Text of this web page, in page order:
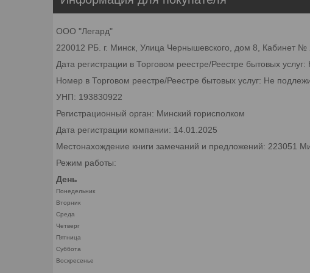
ООО "Легард"
220012 РБ. г. Минск, Улица Чернышевского, дом 8, Кабинет №
Дата регистрации в Торговом реестре/Реестре бытовых
Номер в Торговом реестре/Реестре бытовых услуг: Не
УНП: 193830922
Регистрационный орган: Минский горисполком
Дата регистрации компании: 14.01.2025
Местонахождение книги замечаний и предложений: 223051
Режим работы:
День
Понедельник
Вторник
Среда
Четверг
Пятница
Суббота
Воскресенье